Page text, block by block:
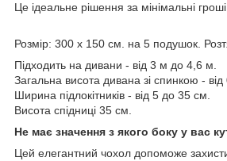
Це ідеальне рішення за мінімальні
Розмір: 300 х 150 см. на 5 подушок.
Підходить на дивани - від 3 м до 4,6 м.
Загальна висота дивана зі спинкою -
Ширина підлокітників - від 5 до 35 см.
Висота спідниці 35 см.
Не має значення з якого боку у вас
Цей елегантний чохол допоможе